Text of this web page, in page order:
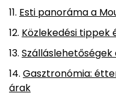
Esti panoráma a
Közlekedési tippek
Gasztronómia:
árak